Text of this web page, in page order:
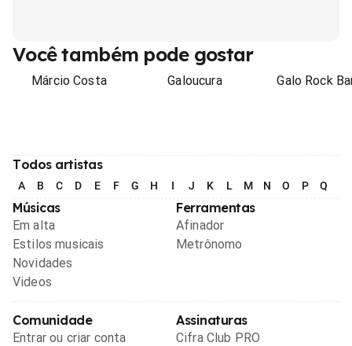
Você também pode gostar
Márcio Costa Galoucura Galo Rock
Todos artistas
A B C D E F G H I J K L M N O P Q
Músicas
Em alta
Estilos musicais
Novidades
Videos
Ferramentas
Afinador
Metrônomo
Comunidade
Entrar ou criar conta
Assinaturas
Cifra Club PRO